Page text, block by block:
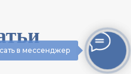
в мессенджер